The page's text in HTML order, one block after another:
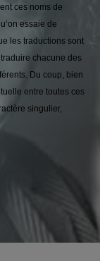
ces noms de
essaie de
les traductions sont
chacune des
Du coup, bien
entre toutes ces
singulier,